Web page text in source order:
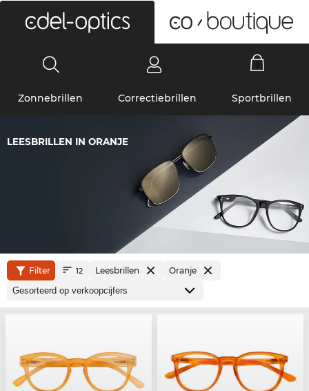
Zonnebrillen Correctiebrillen Sportbrillen
LEESBRILLEN IN ORANJE
Filter 12 Leesbrillen Oranje